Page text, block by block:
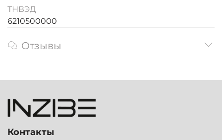
ТНВЭД
6210500000
Отзывы
Контакты